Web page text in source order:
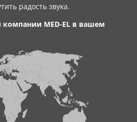
радость звука.
компании MED-EL в вашем